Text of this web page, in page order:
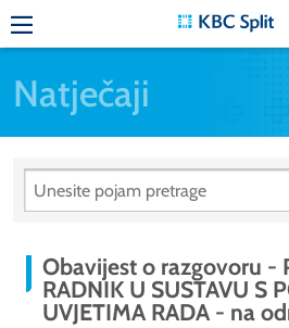
Natječaji
Obavijest o razgovoru -
RADNIK U SUSTAVU S
UVJETIMA RADA - na